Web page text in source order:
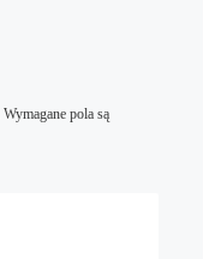
Wymagane pola są